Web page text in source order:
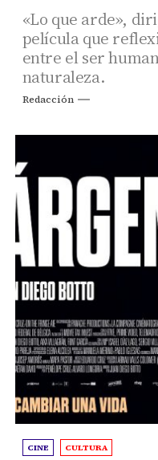
«Lo que arde»,
película que
entre el ser
naturaleza.
Redacción
CINE CULTURA